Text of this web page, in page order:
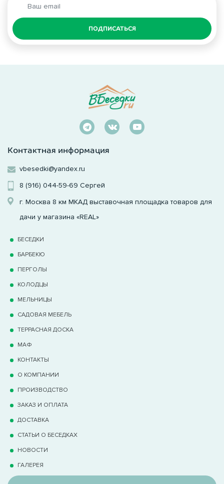
ПОДПИСАТЬСЯ
Контактная информация
vbesedki@yandex.ru
8 (916) 044-59-69 Сергей
г. Москва 8 км МКАД выставочная площадка товаров для
дачи у магазина «REAL»
БЕСЕДКИ
БАРБЕКЮ
ПЕРГОЛЫ
КОЛОДЦЫ
МЕЛЬНИЦЫ
САДОВАЯ МЕБЕЛЬ
ТЕРРАCНАЯ ДОСКА
МАФ
КОНТАКТЫ
О КОМПАНИИ
ПРОИЗВОДСТВО
ЗАКАЗ И ОПЛАТА
ДОСТАВКА
СТАТЬИ О БЕСЕДКАХ
НОВОСТИ
ГАЛЕРЕЯ